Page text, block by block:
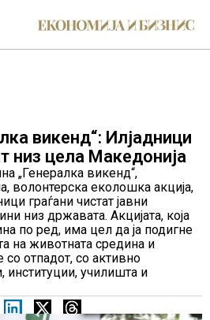
викенд“: Илјадници
низ цела Македонија
„Генералка викенд“,
волонтерска еколошка акција,
граѓани чистат јавни
низ државата. Акцијата, која
по ред, има цел да ја подигне
на животната средина и
отпадот, со активно
институции, училишта и